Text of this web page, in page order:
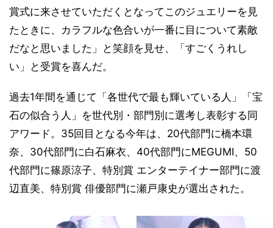
賞式に来させていただくとなってこのジュエリーを見
たときに、カラフルな色合いが一番に目について素敵
だなと思いました」と笑顔を見せ、「すごくうれし
い」と受賞を喜んだ。
過去1年間を通じて「各世代で最も輝いている人」「宝
石の似合う人」を世代別・部門別に選考し表彰する同
アワード。35回目となる今年は、20代部門に橋本環
奈、30代部門に白石麻衣、40代部門にMEGUMI、50
代部門に篠原涼子、特別賞 エンターテイナー部門に渡
辺直美、特別賞 俳優部門に瀬戸康史が選出された。